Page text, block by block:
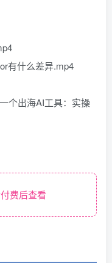
有什么差异.mp4
个出海AI工具：实操
费后查看